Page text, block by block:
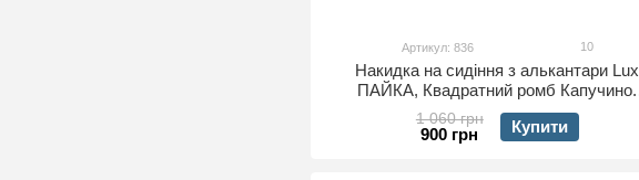
Артикул: 836 10
Накидка на сидіння з алькантари Lux
ПАЙКА, Квадратний ромб Капучино.
Преміум+. 1 передня
1 060 грн
900 грн Купити